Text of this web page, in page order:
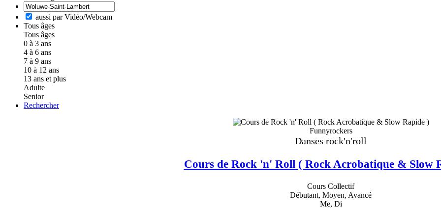
aussi par Vidéo/Webcam
Tous âges
Tous âges
0 à 3 ans
4 à 6 ans
7 à 9 ans
10 à 12 ans
13 ans et plus
Adulte
Senior
Rechercher
Funnyrockers
Danses rock'n'roll
Cours de Rock 'n' Roll ( Rock Acrobatique & Slow
Cours Collectif
Débutant, Moyen, Avancé
Me, Di